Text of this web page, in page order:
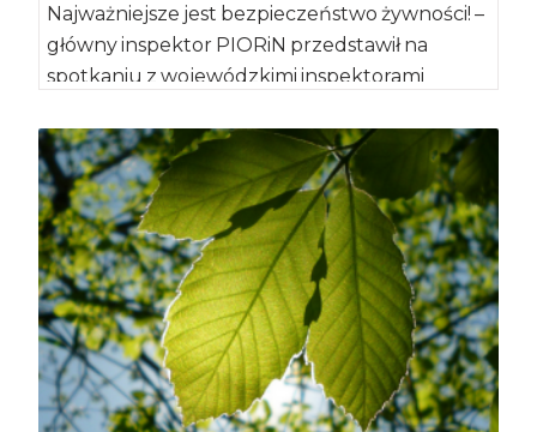
Najważniejsze jest bezpieczeństwo żywności! –
główny inspektor PIORiN przedstawił na
spotkaniu z wojewódzkimi inspektorami
[…]